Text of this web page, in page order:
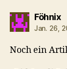
Föhnix
Jan. 26,
Noch ein